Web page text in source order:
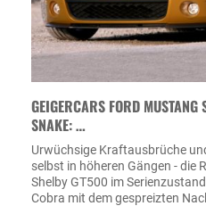
GEIGERCARS FORD MUSTANG
SNAKE: …
Urwüchsige Kraftausbrüche
selbst in höheren Gängen - die
Shelby GT500 im
Cobra mit dem gespreizten